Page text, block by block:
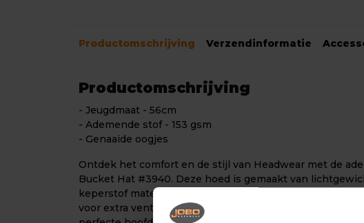
Productomschrijving Verzendinformatie
Productomschrijving
- Jeugdmaat - 56cm
- Ademende stof - 153 gsm
- Genaaide oogjes
Ontdek het comfort en de stijl van Headwear met de
Bucket Hat #3940. Deze hoed is gemaakt van
keperstof materiaal met een gewicht van 153 gsm. Met
voor extra ventilatie en verkrijgbaar in de jeugdmaat van